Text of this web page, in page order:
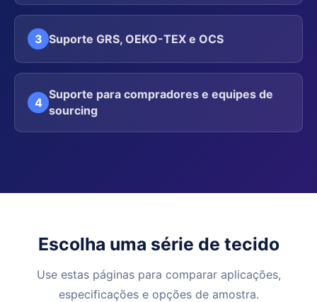
3 Suporte GRS, OEKO-TEX e OCS
4
Suporte para compradores e equipes de
sourcing
Escolha uma série de tecido
Use estas páginas para comparar aplicações,
especificações e opções de amostra.